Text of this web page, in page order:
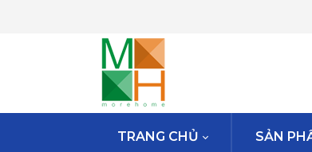
TRANG CHỦ SẢN